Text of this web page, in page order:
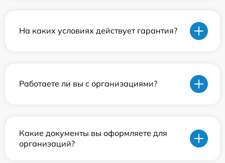
На каких условиях действует гарантия?
Работаете ли вы с организациями?
Какие документы вы оформляете для
организаций?